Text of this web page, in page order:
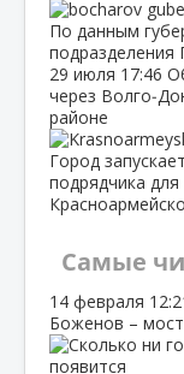
По данным
29 июля 17:46
через
районе
Город
подрядчика
Самые
14 февраля
Боженов –